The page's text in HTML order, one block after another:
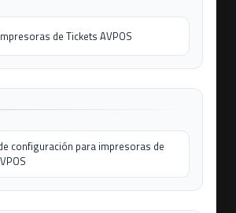
de Tickets AVPOS
configuración para impresoras de